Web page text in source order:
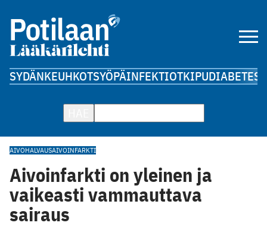
SYDÄNKEUHKOTSYÖPÄINFEKTIOTKIPUDIABETES
AIVOHALVAUSAIVOINFARKTI
Aivoinfarkti on yleinen ja
vaikeasti vammauttava
sairaus